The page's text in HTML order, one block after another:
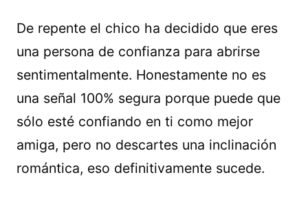
De repente el chico ha decidido que eres
una persona de confianza para abrirse
sentimentalmente. Honestamente no es
una señal 100% segura porque puede que
sólo esté confiando en ti como mejor
amiga, pero no descartes una inclinación
romántica, eso definitivamente sucede.